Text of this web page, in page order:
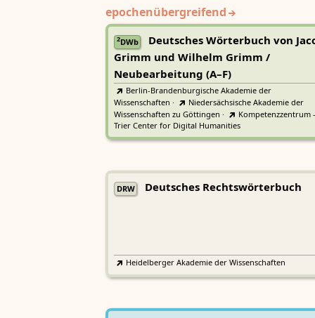
epochenübergreifend
2DWb
Deutsches Wörterbuch von
Grimm und Wilhelm Grimm /
Neubearbeitung (A–F)
Berlin-Brandenburgische Akademie der
Wissenschaften ·
Niedersächsische Akademie der
Wissenschaften zu Göttingen ·
Kompetenzzentrum -
Trier Center for Digital Humanities
DRW Deutsches Rechtswörterbuch
Heidelberger Akademie der Wissenschaften